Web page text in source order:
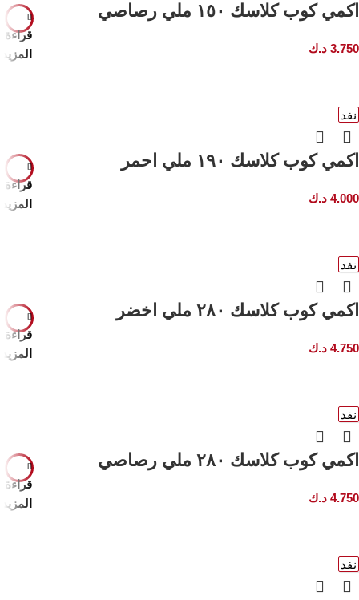
قراءة
المزيد
اكمي كوب كلاسك ١٥٠ ملي رصاصي
3.750 د.ك
نفد
قراءة
المزيد
اكمي كوب كلاسك ١٩٠ ملي احمر
4.000 د.ك
نفد
قراءة
المزيد
اكمي كوب كلاسك ٢٨٠ ملي اخضر
4.750 د.ك
نفد
قراءة
المزيد
اكمي كوب كلاسك ٢٨٠ ملي رصاصي
4.750 د.ك
نفد